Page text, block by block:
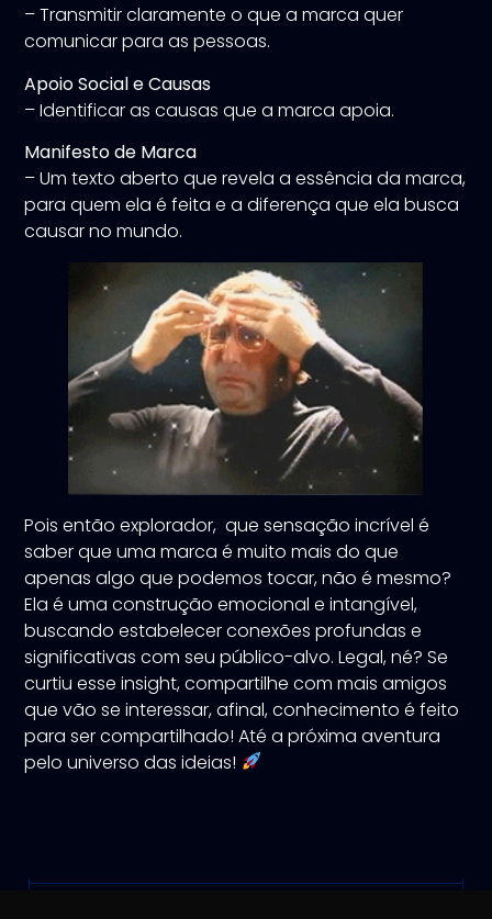
– Transmitir claramente o que a marca quer
comunicar para as pessoas.
Apoio Social e Causas
– Identificar as causas que a marca apoia.
Manifesto de Marca
– Um texto aberto que revela a essência da marca,
para quem ela é feita e a diferença que ela busca
causar no mundo.
Pois então explorador, que sensação incrível é
saber que uma marca é muito mais do que
apenas algo que podemos tocar, não é mesmo?
Ela é uma construção emocional e intangível,
buscando estabelecer conexões profundas e
significativas com seu público-alvo. Legal, né? Se
curtiu esse insight, compartilhe com mais amigos
que vão se interessar, afinal, conhecimento é feito
para ser compartilhado! Até a próxima aventura
pelo universo das ideias!